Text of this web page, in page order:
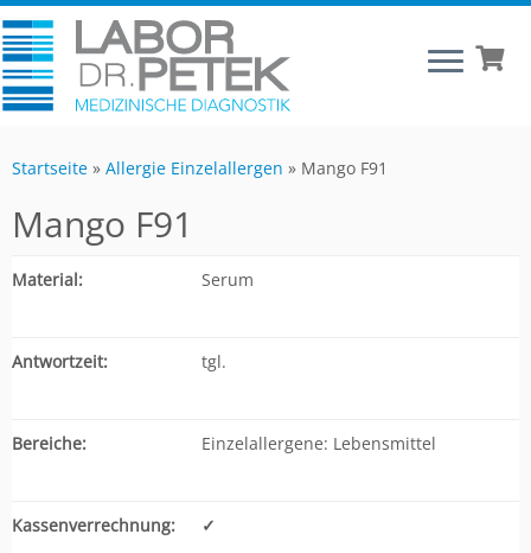
Startseite » Allergie Einzelallergen » Mango F91
Mango F91
Material: Serum
Antwortzeit: tgl.
Bereiche: Einzelallergene: Lebensmittel
Kassenverrechnung: ✓